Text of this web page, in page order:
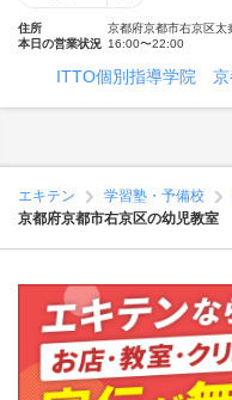
住所
京都府京都市右京区太
本日の営業状況 16:00〜22:00
ITTO個別指導学院 京
エキテン 学習塾・予備校
京都府京都市右京区の幼児教室